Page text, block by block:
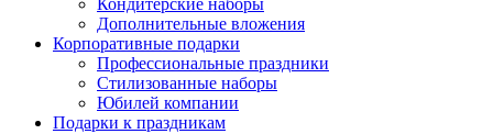
Кондитерские наборы
Дополнительные вложения
Корпоративные подарки
Профессиональные праздники
Стилизованные наборы
Юбилей компании
Подарки к праздникам